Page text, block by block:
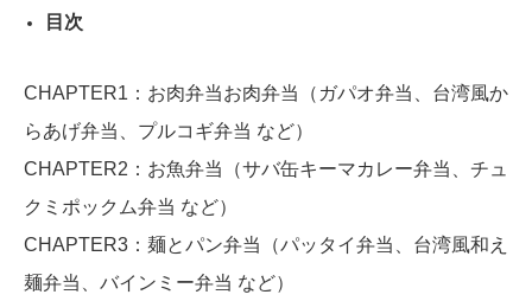
目次
CHAPTER1：お肉弁当お肉弁当（ガパオ弁当、台湾風か
らあげ弁当、プルコギ弁当 など）
CHAPTER2：お魚弁当（サバ缶キーマカレー弁当、チュ
クミポックム弁当 など）
CHAPTER3：麺とパン弁当（パッタイ弁当、台湾風和え
麺弁当、バインミー弁当 など）